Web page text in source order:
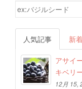
検索結果:
人気記事 新
アサイ
キベリ
12月 15,